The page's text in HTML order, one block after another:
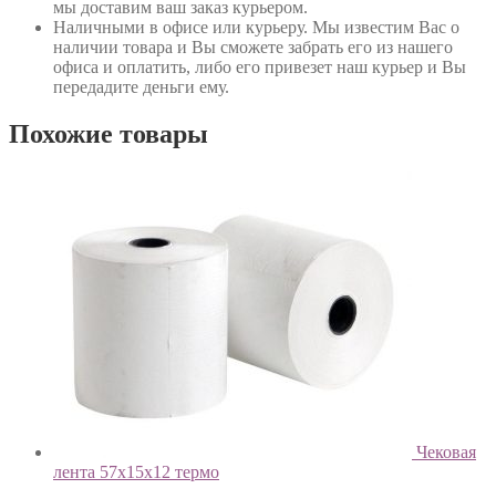
мы доставим ваш заказ курьером.
Наличными в офисе или курьеру. Мы известим Вас о
наличии товара и Вы сможете забрать его из нашего
офиса и оплатить, либо его привезет наш курьер и Вы
передадите деньги ему.
Похожие товары
Чековая
лента 57х15х12 термо